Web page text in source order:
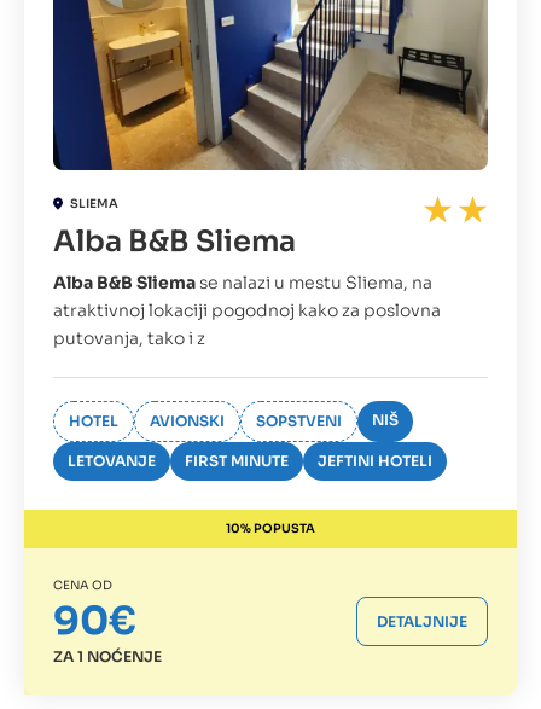
SLIEMA
Alba B&B Sliema
Alba B&B Sliemase nalazi u mestu Sliema, na
atraktivnoj lokaciji pogodnoj kako za poslovna
putovanja, tako i z
HOTEL AVIONSKI SOPSTVENI NIŠ
LETOVANJE FIRST MINUTE JEFTINI HOTELI
10% POPUSTA
CENA OD
90€
ZA 1 NOĆENJE
DETALJNIJE